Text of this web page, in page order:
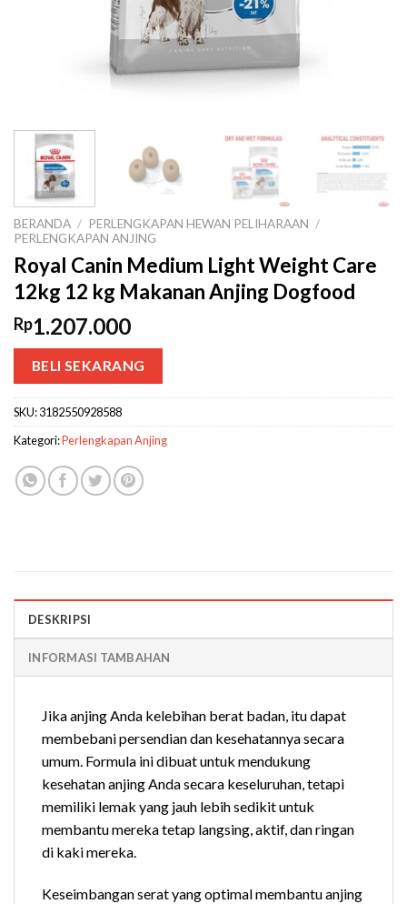
BERANDA / PERLENGKAPAN HEWAN PELIHARAAN /
PERLENGKAPAN ANJING
Royal Canin Medium Light Weight Care
12kg 12 kg Makanan Anjing Dogfood
Rp1.207.000
BELI SEKARANG
SKU:3182550928588
Kategori:Perlengkapan Anjing
DESKRIPSI
INFORMASI TAMBAHAN
Jika anjing Anda kelebihan berat badan, itu dapat
membebani persendian dan kesehatannya secara
umum. Formula ini dibuat untuk mendukung
kesehatan anjing Anda secara keseluruhan, tetapi
memiliki lemak yang jauh lebih sedikit untuk
membantu mereka tetap langsing, aktif, dan ringan
di kaki mereka.
Keseimbangan serat yang optimal membantu anjing